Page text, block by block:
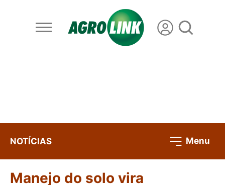
NOTÍCIAS Menu
Manejo do solo vira